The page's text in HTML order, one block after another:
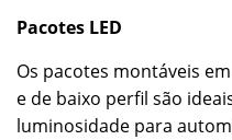
Pacotes LED
Os pacotes montáveis
e de baixo perfil são
luminosidade para